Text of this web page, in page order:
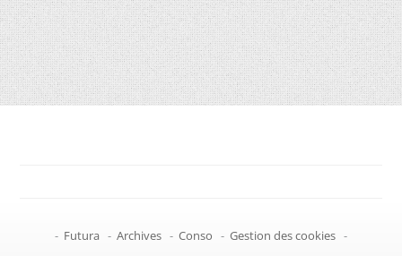
- Futura - Archives - Conso - Gestion des cookies -